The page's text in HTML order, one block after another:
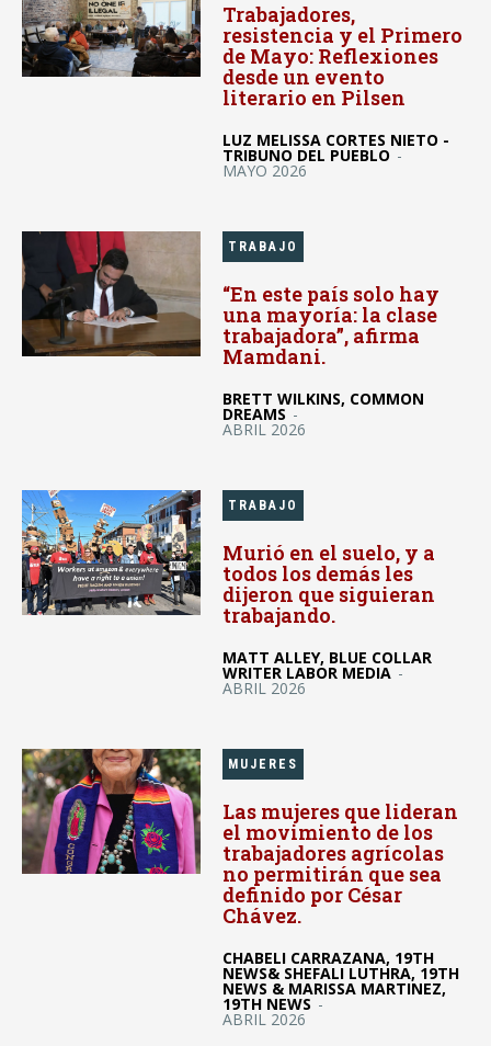
Trabajadores,
resistencia y el Primero
de Mayo: Reflexiones
desde un evento
literario en Pilsen
LUZ MELISSA CORTES NIETO -
TRIBUNO DEL PUEBLO -
MAYO 2026
TRABAJO
“En este país solo hay
una mayoría: la clase
trabajadora”, afirma
Mamdani.
BRETT WILKINS, COMMON
DREAMS -
ABRIL 2026
TRABAJO
Murió en el suelo, y a
todos los demás les
dijeron que siguieran
trabajando.
MATT ALLEY, BLUE COLLAR
WRITER LABOR MEDIA -
ABRIL 2026
MUJERES
Las mujeres que lideran
el movimiento de los
trabajadores agrícolas
no permitirán que sea
definido por César
Chávez.
CHABELI CARRAZANA, 19TH
NEWS& SHEFALI LUTHRA, 19TH
NEWS & MARISSA MARTINEZ,
19TH NEWS -
ABRIL 2026